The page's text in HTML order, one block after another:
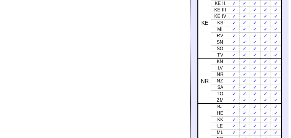
KE
KE II
✓ ✓ ✓ ✓
✓
KE III
✓ ✓ ✓ ✓
✓
KE IV
✓ ✓ ✓ ✓
✓
KS
✓ ✓ ✓ ✓
✓
MI
✓ ✓ ✓ ✓
✓
RV
✓ ✓ ✓ ✓
✓
SN
✓ ✓ ✓ ✓
✓
SO
✓ ✓ ✓ ✓
✓
TV
✓ ✓ ✓ ✓ ✓
NR
KN ✓ ✓ ✓ ✓
✓
LV
✓ ✓ ✓ ✓
✓
NR
✓ ✓ ✓ ✓
✓
NZ
✓ ✓ ✓ ✓
✓
SA
✓ ✓ ✓ ✓
✓
TO
✓ ✓ ✓ ✓
✓
ZM
✓ ✓ ✓ ✓
✓
BJ
✓ ✓ ✓ ✓
✓
HE
✓ ✓ ✓ ✓
✓
KK
✓ ✓ ✓ ✓
✓
LE
✓ ✓ ✓ ✓
✓
ML
✓ ✓ ✓ ✓
✓